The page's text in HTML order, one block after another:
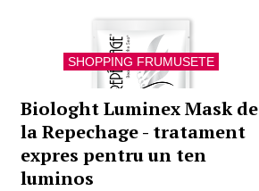
SHOPPING FRUMUSETE
Biologht Luminex Mask de
la Repechage - tratament
expres pentru un ten
luminos